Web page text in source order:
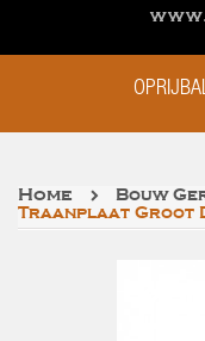
Home Bouw
Traanplaat Groot